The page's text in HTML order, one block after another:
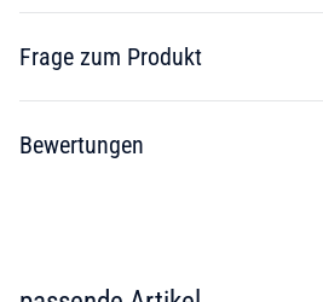
Frage zum Produkt
Bewertungen